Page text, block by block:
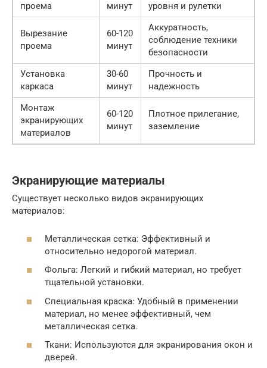
проема
минут
уровня и рулетки
Вырезание
проема
60-120
минут
Аккуратность,
соблюдение техники
безопасности
Установка
каркаса
30-60
минут
Прочность и
надежность
Монтаж
экранирующих
материалов
60-120
минут
Плотное прилегание,
заземление
Экранирующие материалы
Существует несколько видов экранирующих
материалов:
Металлическая сетка: Эффективный и
относительно недорогой материал.
Фольга: Легкий и гибкий материал, но требует
тщательной установки.
Специальная краска: Удобный в применении
материал, но менее эффективный, чем
металлическая сетка.
Ткани: Используются для экранирования окон и
дверей.